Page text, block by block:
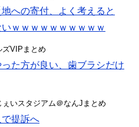
地への寄付、よく考えると
ｗｗｗｗｗｗｗｗｗｗ
ズVIPまとめ
た方が良い、歯ブラシだけ
いスタジアム＠なんJまとめ
提訴へ